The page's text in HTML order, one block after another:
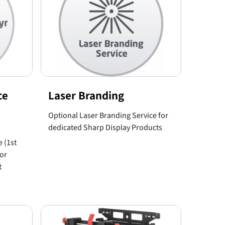
(1st
Laser Branding
Optional Laser Branding Service for
dedicated Sharp Display Products